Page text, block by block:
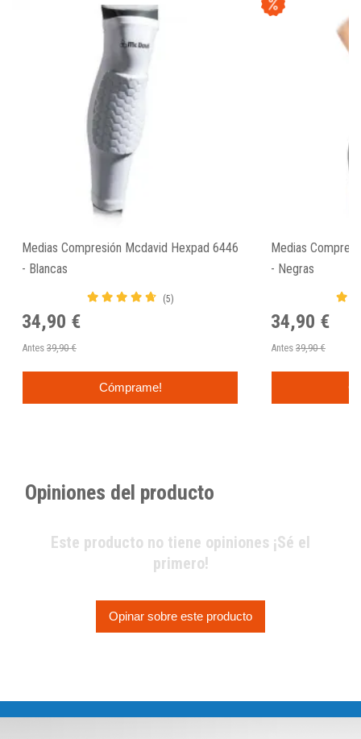
Medias Compresión Mcdavid Hexpad 6446
- Blancas
(5)
34,90 €
Antes 39,90 €
Cómprame!
Medias
- Negras
34,90 €
Antes 39,90 €
Opiniones del producto
Este producto no tiene opiniones ¡Sé el
primero!
Opinar sobre este producto